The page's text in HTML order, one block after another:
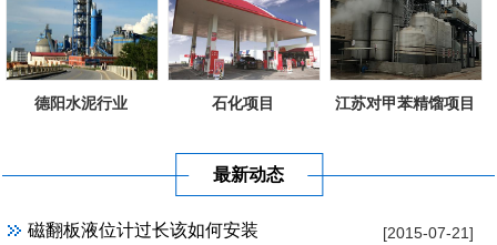
德阳水泥行业 石化项目 江苏对甲苯精馏项目
最新动态
[2015-07-21]
磁翻板液位计过长该如何安装